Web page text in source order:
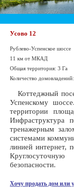
Усово 12
Рублево-Успенское шоссе
11 км от МКАД
Общая территория: 3 Га
Количество
Коттеджный
Успенскому
территории
Инфраструктура
тренажерным
системами
линией интернет,
безопасности.
Хочу продать дом или